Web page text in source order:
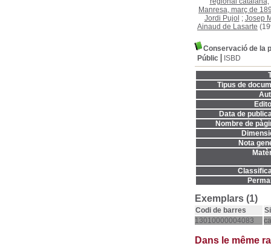
Manresa, març de
Jordi Pujol ; Josep
Ainaud de Lasarte
Conservació de la
Públic
ISBD
Tipus de
Data de
Nombre de
Nota
Exemplars (1)
Codi de barres
13010000004083
Dans le même